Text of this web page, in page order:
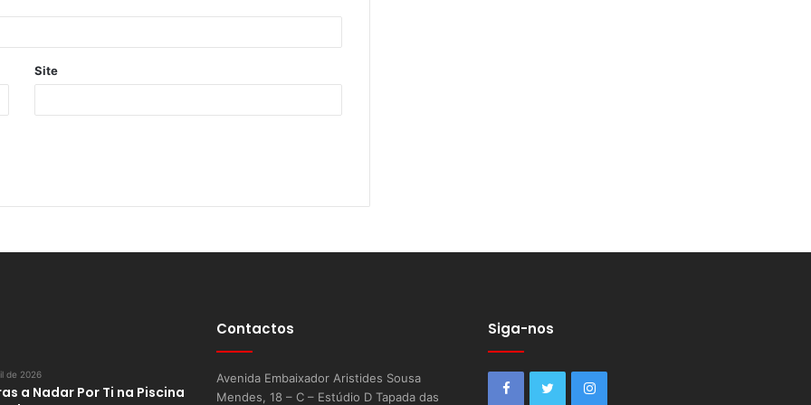
Site
de 2026
a Nadar Por Ti na Piscina
Contactos
Avenida Embaixador Aristides Sousa
Mendes, 18 – C – Estúdio D Tapada das
Siga-nos